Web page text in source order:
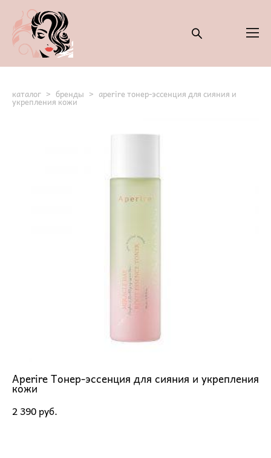
каталог > бренды > aperire тонер-эссенция для сияния и
укрепления кожи
Aperire Тонер-эссенция для сияния и укрепления
кожи
2 390 pуб.